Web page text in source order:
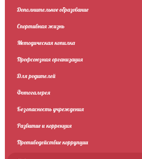
Дополнительное образование
Спортивная жизнь
Методическая копилка
Профсоюзная организация
Для родителей
Фотогалерея
Безопасность учреждения
Развитие и коррекция
Противодействие коррупции